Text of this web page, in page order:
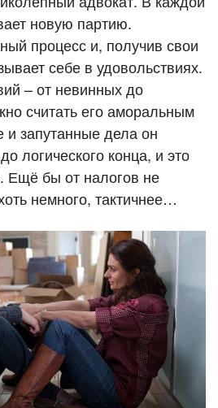
новую партию.
процесс и, получив свои
себе в удовольствиях.
– от невинных до
считать его аморальным
запутанные дела он
логического конца, и это
Ещё бы от налогов не
немного, тактичнее…